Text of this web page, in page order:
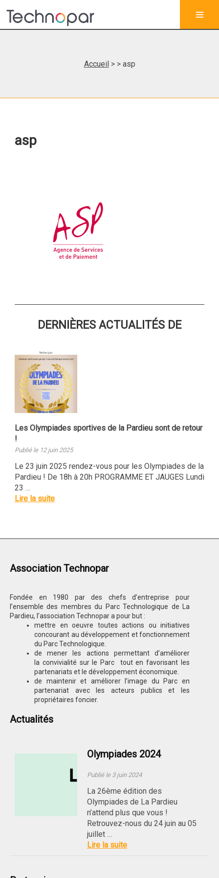
Accueil> > asp
asp
DERNIÈRES ACTUALITÉS DE
Les Olympiades sportives de la Pardieu sont de retour
!
Publié le 12 juin 2025
Le 23 juin 2025 rendez-vous pour les Olympiades de la
Pardieu ! De 18h à 20h PROGRAMME ET JAUGES Lundi
23 …
Lire la suite
Association Technopar
Fondée en 1980 par des chefs d’entreprise pour
l’ensemble des membres du Parc Technologique de La
Pardieu, l’association Technopar a pour but :
mettre en oeuvre toutes actions ou initiatives
concourant au développement et fonctionnement
du Parc Technologique.
de mener les actions permettant d’améliorer
la convivialité sur le Parc tout en favorisant les
partenariats et le développement économique.
de maintenir et améliorer l’image du Parc en
partenariat avec les acteurs publics et les
propriétaires foncier.
Actualités
Olympiades 2024
Publié le 3 juin 2024
La 26ème édition des
Olympiades de La Pardieu
n’attend plus que vous !
Retrouvez-nous du 24 juin au 05
juillet …
Lire la suite